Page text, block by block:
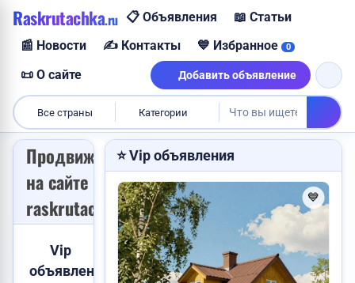
Куплю дом
Сниму квартиру
Требуется логист
Требуется менеджер
Куплю видеокарту
Продам корову
Услуги юриста
Raskrutachka.ru 📋 Объявления
📖 Статьи
📰 Новости
✍️ Контакты 💙 Избранное 0
📜 О сайте Добавить объявление
Все страны Категории
Продвижение
на сайте
raskrutachka.ru
Vip
объявления
⭐ Vip объявления
💙